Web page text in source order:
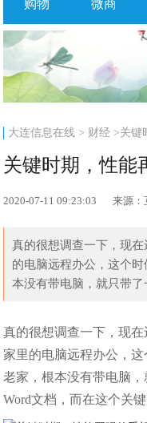
购物 微商
大连信息在线 > 财经 >关键
关键时期，性能
2020-07-11 09:23:03 来源：
真的很想调查一下，现
的电脑远程办公，这个
本没有带电脑，就只带
真的很想调查一下，现
家里的电脑远程办公，
老家，根本没有带电脑
Word文档，而在这个关